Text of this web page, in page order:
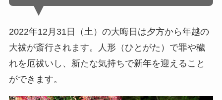
2022年12月31日（土）の大晦日は夕方から年越の
大祓が斎行されます。人形（ひとがた）で罪や穢
れを厄祓いし、新たな気持ちで新年を迎えること
ができます。